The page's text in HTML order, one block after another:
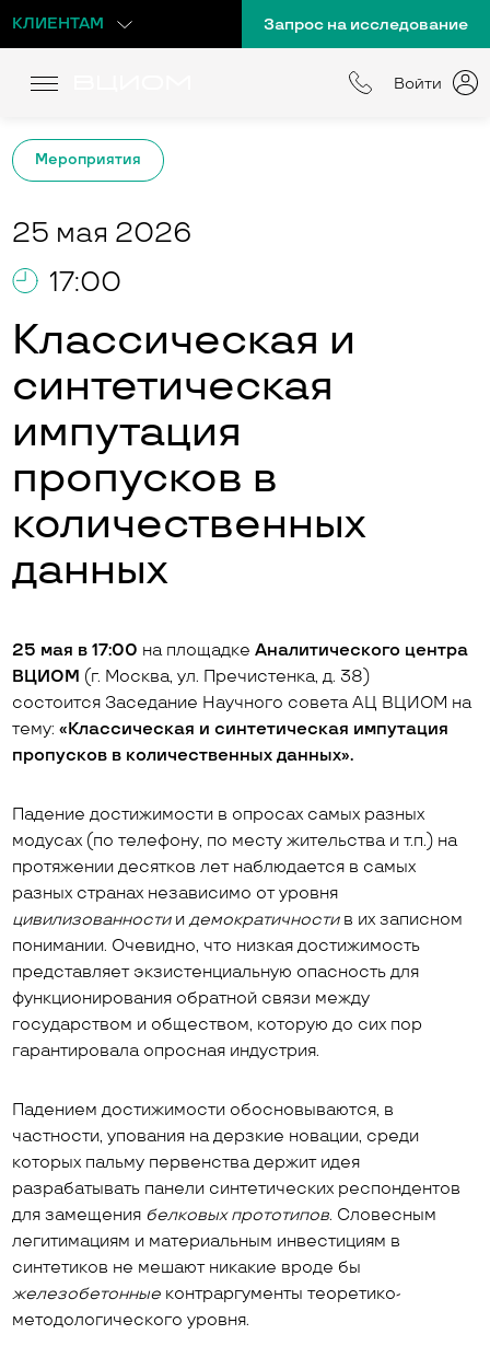
КЛИЕНТАМ Запрос на исследование
Войти
Мероприятия
25 мая 2026
17:00
Классическая и
синтетическая
импутация
пропусков в
количественных
данных
25 мая в 17:00 на площадкеАналитического центра
ВЦИОМ (г. Москва, ул. Пречистенка, д. 38)
состоится Заседание Научного совета АЦ ВЦИОМ на
тему:«Классическая и синтетическая импутация
пропусков в количественных данных».
Падение достижимости в опросах самых разных
модусах (по телефону, по месту жительства и т.п.) на
протяжении десятков лет наблюдается в самых
разных странах независимо от уровня
цивилизованностиидемократичностив их записном
понимании. Очевидно, что низкая достижимость
представляет экзистенциальную опасность для
функционирования обратной связи между
государством и обществом, которую до сих пор
гарантировала опросная индустрия.
Падением достижимости обосновываются, в
частности, упования на дерзкие новации, среди
которых пальму первенства держит идея
разрабатывать панели синтетических респондентов
для замещения белковых прототипов. Словесным
легитимациям и материальным инвестициям в
синтетиков не мешают никакие вроде бы
железобетонные контраргументы теоретико-
методологического уровня.